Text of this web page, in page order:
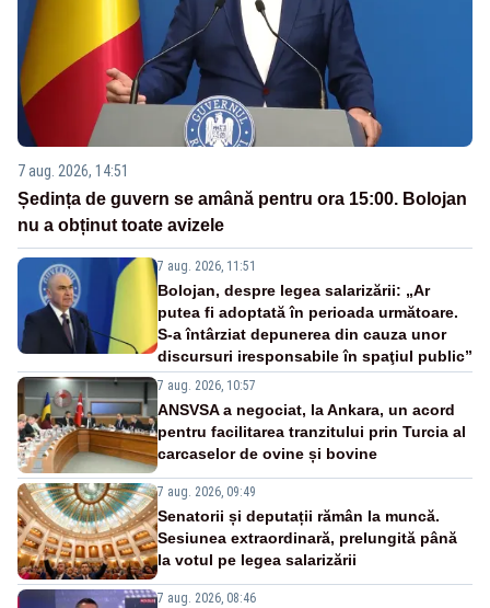
7 aug. 2026, 14:51
Ședința de guvern se amână pentru ora 15:00. Bolojan
nu a obținut toate avizele
7 aug. 2026, 11:51
Bolojan, despre legea salarizării: „Ar
putea fi adoptată în perioada următoare.
S-a întârziat depunerea din cauza unor
discursuri iresponsabile în spaţiul public”
7 aug. 2026, 10:57
ANSVSA a negociat, la Ankara, un acord
pentru facilitarea tranzitului prin Turcia al
carcaselor de ovine și bovine
7 aug. 2026, 09:49
Senatorii și deputații rămân la muncă.
Sesiunea extraordinară, prelungită până
la votul pe legea salarizării
7 aug. 2026, 08:46